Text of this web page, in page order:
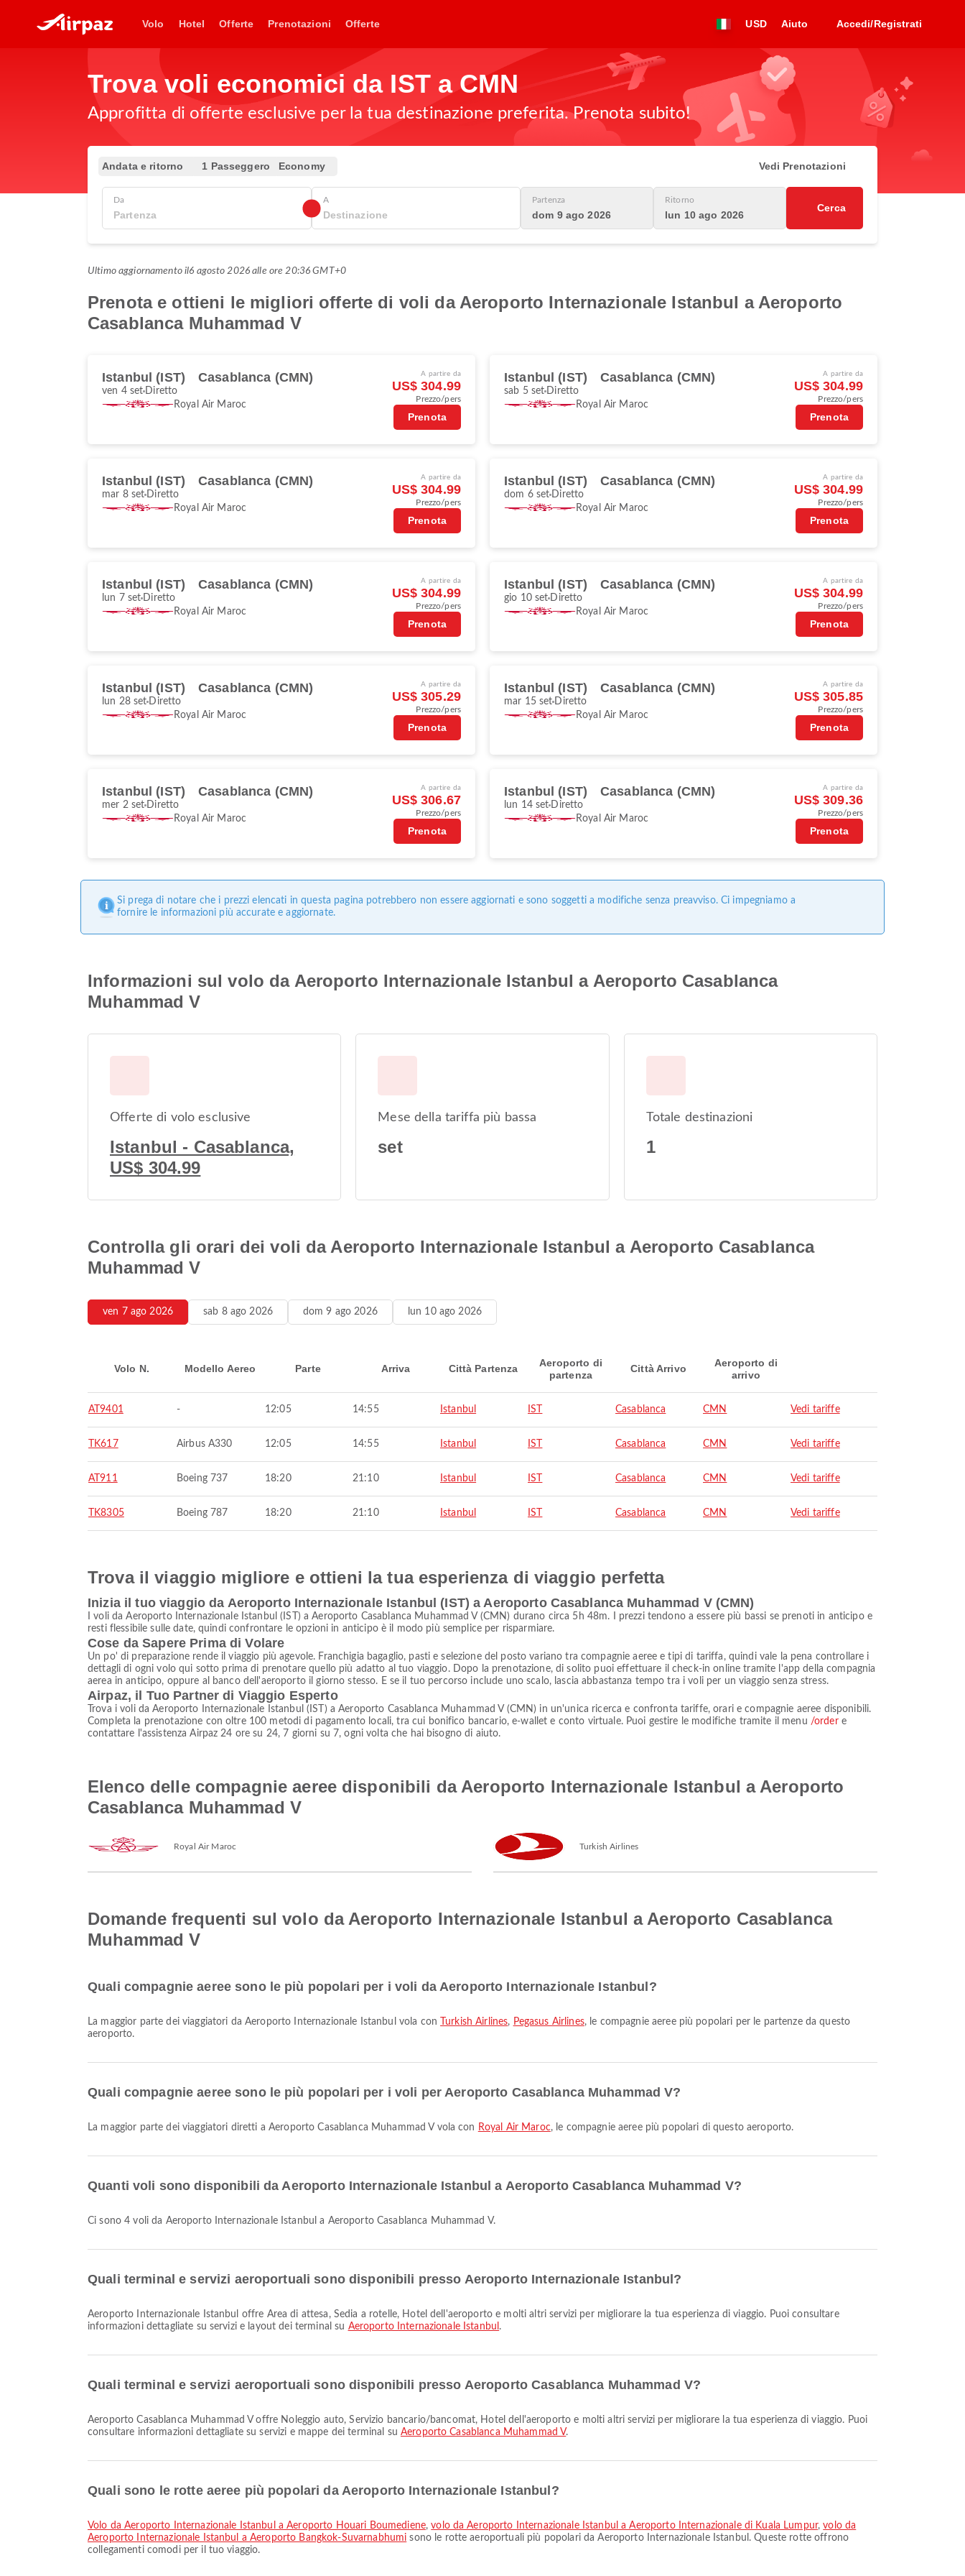
Volo Hotel Offerte Prenotazioni Offerte USD Aiuto Accedi/Registrati
Trova voli economici da IST a CMN
Approfitta di offerte esclusive per la tua destinazione preferita. Prenota subito!
Andata e ritorno 1 Passeggero Economy Vedi Prenotazioni
Da A Partenza
dom 9 ago 2026
Ritorno
lun 10 ago 2026
Cerca
Ultimo aggiornamento il6 agosto 2026 alle ore 20:36 GMT+0
Prenota e ottieni le migliori offerte di voli da Aeroporto Internazionale Istanbul a Aeroporto
Casablanca Muhammad V
Istanbul (IST) Casablanca (CMN)
ven 4 set Diretto
Royal Air Maroc
A partire da
US$ 304.99
Prezzo/pers
Prenota
Istanbul (IST) Casablanca (CMN)
sab 5 set Diretto
Royal Air Maroc
A partire da
US$ 304.99
Prezzo/pers
Prenota
Istanbul (IST) Casablanca (CMN)
mar 8 set Diretto
Royal Air Maroc
A partire da
US$ 304.99
Prezzo/pers
Prenota
Istanbul (IST) Casablanca (CMN)
dom 6 set Diretto
Royal Air Maroc
A partire da
US$ 304.99
Prezzo/pers
Prenota
Istanbul (IST) Casablanca (CMN)
lun 7 set Diretto
Royal Air Maroc
A partire da
US$ 304.99
Prezzo/pers
Prenota
Istanbul (IST) Casablanca (CMN)
gio 10 set Diretto
Royal Air Maroc
A partire da
US$ 304.99
Prezzo/pers
Prenota
Istanbul (IST) Casablanca (CMN)
lun 28 set Diretto
Royal Air Maroc
A partire da
US$ 305.29
Prezzo/pers
Prenota
Istanbul (IST) Casablanca (CMN)
mar 15 set Diretto
Royal Air Maroc
A partire da
US$ 305.85
Prezzo/pers
Prenota
Istanbul (IST) Casablanca (CMN)
mer 2 set Diretto
Royal Air Maroc
A partire da
US$ 306.67
Prezzo/pers
Prenota
Istanbul (IST) Casablanca (CMN)
lun 14 set Diretto
Royal Air Maroc
A partire da
US$ 309.36
Prezzo/pers
Prenota
Si prega di notare che i prezzi elencati in questa pagina potrebbero non essere aggiornati e sono soggetti a modifiche senza preavviso. Ci impegniamo a
fornire le informazioni più accurate e aggiornate.
Informazioni sul volo da Aeroporto Internazionale Istanbul a Aeroporto Casablanca
Muhammad V
Offerte di volo esclusive
Istanbul - Casablanca,
US$ 304.99
Mese della tariffa più bassa
set
Totale destinazioni
1
Controlla gli orari dei voli da Aeroporto Internazionale Istanbul a Aeroporto Casablanca
Muhammad V
ven 7 ago 2026 sab 8 ago 2026 dom 9 ago 2026 lun 10 ago 2026
Volo N. Modello Aereo Parte Arriva Città Partenza
Aeroporto di
partenza
Città Arrivo
Aeroporto di
arrivo
AT9401 - 12:05 14:55 Istanbul IST Casablanca CMN Vedi tariffe
TK617 Airbus A330 12:05 14:55 Istanbul IST Casablanca CMN Vedi tariffe
AT911 Boeing 737 18:20 21:10 Istanbul IST Casablanca CMN Vedi tariffe
TK8305 Boeing 787 18:20 21:10 Istanbul IST Casablanca CMN Vedi tariffe
Trova il viaggio migliore e ottieni la tua esperienza di viaggio perfetta
Inizia il tuo viaggio da Aeroporto Internazionale Istanbul (IST) a Aeroporto Casablanca Muhammad V (CMN)
I voli da Aeroporto Internazionale Istanbul (IST) a Aeroporto Casablanca Muhammad V (CMN) durano circa 5h 48m. I prezzi tendono a essere più bassi se prenoti in anticipo e
resti flessibile sulle date, quindi confrontare le opzioni in anticipo è il modo più semplice per risparmiare.
Cose da Sapere Prima di Volare
Un po' di preparazione rende il viaggio più agevole. Franchigia bagaglio, pasti e selezione del posto variano tra compagnie aeree e tipi di tariffa, quindi vale la pena controllare i
dettagli di ogni volo qui sotto prima di prenotare quello più adatto al tuo viaggio. Dopo la prenotazione, di solito puoi effettuare il check-in online tramite l'app della compagnia
aerea in anticipo, oppure al banco dell'aeroporto il giorno stesso. E se il tuo percorso include uno scalo, lascia abbastanza tempo tra i voli per un viaggio senza stress.
Airpaz, il Tuo Partner di Viaggio Esperto
Trova i voli da Aeroporto Internazionale Istanbul (IST) a Aeroporto Casablanca Muhammad V (CMN) in un'unica ricerca e confronta tariffe, orari e compagnie aeree disponibili.
Completa la prenotazione con oltre 100 metodi di pagamento locali, tra cui bonifico bancario, e-wallet e conto virtuale. Puoi gestire le modifiche tramite il menu /ordere
contattare l'assistenza Airpaz 24 ore su 24, 7 giorni su 7, ogni volta che hai bisogno di aiuto.
Elenco delle compagnie aeree disponibili da Aeroporto Internazionale Istanbul a Aeroporto
Casablanca Muhammad V
Royal Air Maroc Turkish Airlines
Domande frequenti sul volo da Aeroporto Internazionale Istanbul a Aeroporto Casablanca
Muhammad V
Quali compagnie aeree sono le più popolari per i voli da Aeroporto Internazionale Istanbul?
La maggior parte dei viaggiatori da Aeroporto Internazionale Istanbul vola con Turkish Airlines, Pegasus Airlines, le compagnie aeree più popolari per le partenze da questo
aeroporto.
Quali compagnie aeree sono le più popolari per i voli per Aeroporto Casablanca Muhammad V?
La maggior parte dei viaggiatori diretti a Aeroporto Casablanca Muhammad V vola con Royal Air Maroc, le compagnie aeree più popolari di questo aeroporto.
Quanti voli sono disponibili da Aeroporto Internazionale Istanbul a Aeroporto Casablanca Muhammad V?
Ci sono 4 voli da Aeroporto Internazionale Istanbul a Aeroporto Casablanca Muhammad V.
Quali terminal e servizi aeroportuali sono disponibili presso Aeroporto Internazionale Istanbul?
Aeroporto Internazionale Istanbul offre Area di attesa, Sedia a rotelle, Hotel dell'aeroporto e molti altri servizi per migliorare la tua esperienza di viaggio. Puoi consultare
informazioni dettagliate su servizi e layout dei terminal su Aeroporto Internazionale Istanbul .
Quali terminal e servizi aeroportuali sono disponibili presso Aeroporto Casablanca Muhammad V?
Aeroporto Casablanca Muhammad V offre Noleggio auto, Servizio bancario/bancomat, Hotel dell'aeroporto e molti altri servizi per migliorare la tua esperienza di viaggio. Puoi
consultare informazioni dettagliate su servizi e mappe dei terminal su Aeroporto Casablanca Muhammad V.
Quali sono le rotte aeree più popolari da Aeroporto Internazionale Istanbul?
volo da Aeroporto Internazionale Istanbul a Aeroporto Houari Boumediene,volo da Aeroporto Internazionale Istanbul a Aeroporto Internazionale di Kuala Lumpur,volo da
Aeroporto Internazionale Istanbul a Aeroporto Bangkok-Suvarnabhumi sono le rotte aeroportuali più popolari da Aeroporto Internazionale Istanbul. Queste rotte offrono
collegamenti comodi per il tuo viaggio.